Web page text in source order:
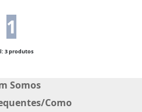
1
3 produtos
Somos
Como